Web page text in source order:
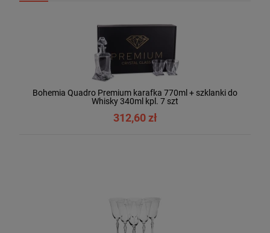
Bohemia Quadro Premium karafka 770ml + szklanki do
Whisky 340ml kpl. 7 szt
312,60 zł